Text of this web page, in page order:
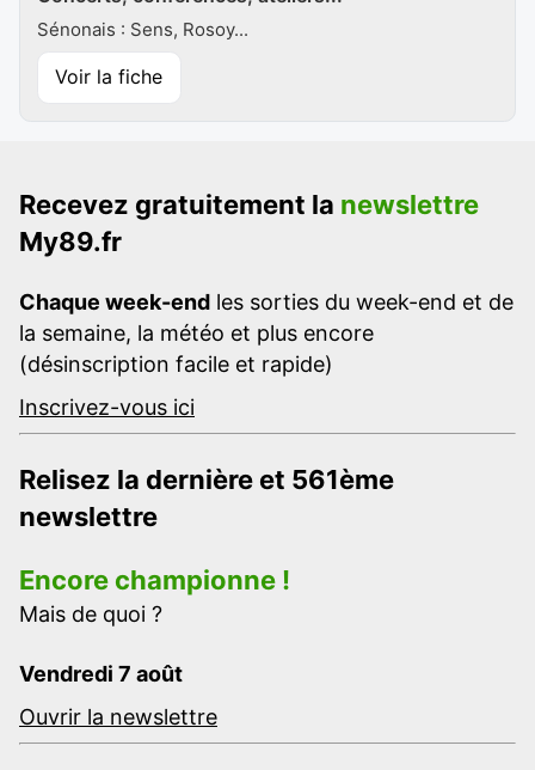
Sénonais : Sens, Rosoy...
Voir la fiche
Recevez gratuitement la newslettre
My89.fr
Chaque week-end les sorties du week-end et de
la semaine, la météo et plus encore
(désinscription facile et rapide)
Inscrivez-vous ici
Relisez la dernière et 561ème
newslettre
Encore championne !
Mais de quoi ?
Vendredi 7 août
Ouvrir la newslettre